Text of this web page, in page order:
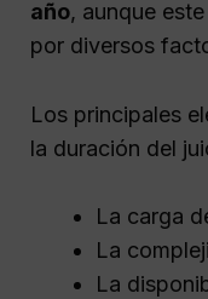
año, aunque
por diversos
Los principales
la duración del
La carga
La
La